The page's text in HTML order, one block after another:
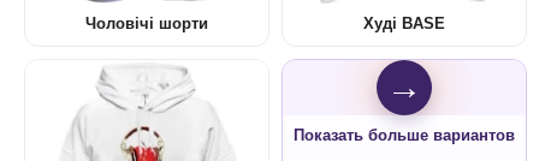
Чоловічі шорти Худі BASE
→
Показать больше вариантов